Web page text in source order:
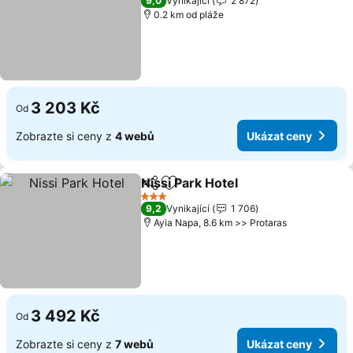
0.2 km od pláže
Od 3 203 Kč
Zobrazte si ceny z 4 webů Ukázat ceny
SdíletPřidat na seznam oblíbených
Nissi Park Hotel
3 Počet hvězdiček
9,2 Vynikající
1 706
Ayia Napa, 8.6 km >> Protaras
Od 3 492 Kč
Zobrazte si ceny z 7 webů Ukázat ceny